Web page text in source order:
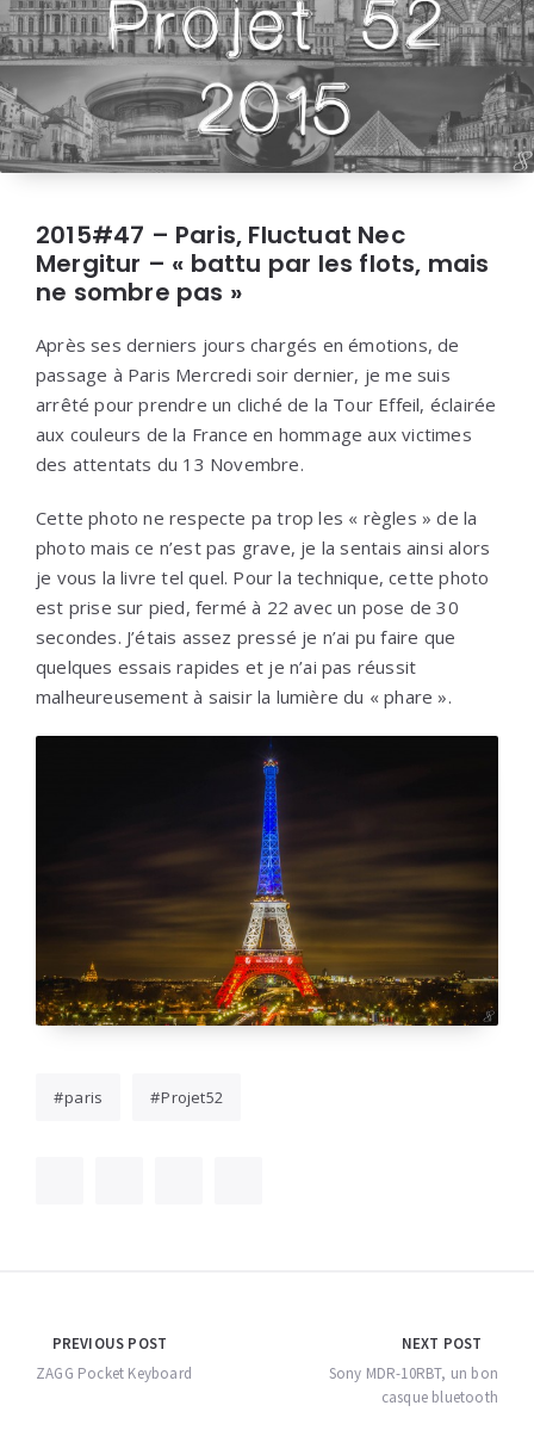
2015#47 – Paris, Fluctuat Nec
Mergitur – « battu par les flots, mais
ne sombre pas »
Après ses derniers jours chargés en émotions, de
passage à Paris Mercredi soir dernier, je me suis
arrêté pour prendre un cliché de la Tour Effeil, éclairée
aux couleurs de la France en hommage aux victimes
des attentats du 13 Novembre.
Cette photo ne respecte pa trop les « règles » de la
photo mais ce n’est pas grave, je la sentais ainsi alors
je vous la livre tel quel. Pour la technique, cette photo
est prise sur pied, fermé à 22 avec un pose de 30
secondes. J’étais assez pressé je n’ai pu faire que
quelques essais rapides et je n’ai pas réussit
malheureusement à saisir la lumière du « phare ».
paris Projet52
Navigation
de
PREVIOUS POST
ZAGG Pocket Keyboard
NEXT POST
Sony MDR-10RBT, un bon
casque bluetooth